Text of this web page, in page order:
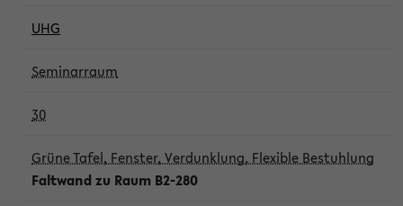
UHG
Seminarraum
30
Grüne Tafel, Fenster, Verdunklung, Flexible Bestuhlung
Faltwand zu Raum B2-280